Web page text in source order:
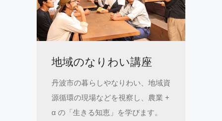
地域のなりわい講座
丹波市の暮らしやなりわい、地域資
源循環の現場などを視察し、農業 +
α の「生きる知恵」を学びます。